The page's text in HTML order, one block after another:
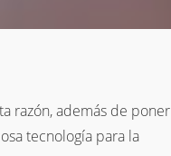
razón, además de poner
tecnología para la